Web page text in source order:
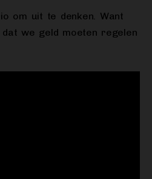
om uit te denken. Want
we geld moeten regelen